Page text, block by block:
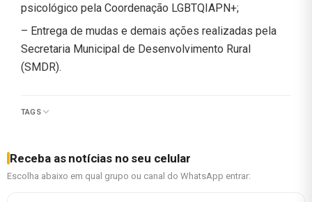
psicológico pela Coordenação LGBTQIAPN+;
– Entrega de mudas e demais ações realizadas pela
Secretaria Municipal de Desenvolvimento Rural
(SMDR).
TAGS
Receba as notícias no seu celular
Escolha abaixo em qual grupo ou canal do WhatsApp entrar: